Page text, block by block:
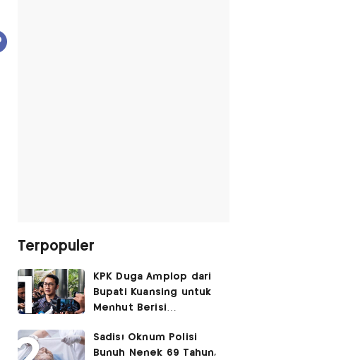
Terpopuler
KPK Duga Amplop dari
Bupati Kuansing untuk
Menhut Berisi
Pengembaliannya
Belum Utuh
Sadis! Oknum Polisi
Bunuh Nenek 69 Tahun,